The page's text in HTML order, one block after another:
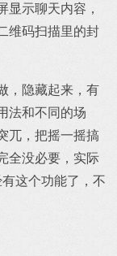
显示聊天内容，
维码扫描里的封
，隐藏起来，有
法和不同的场
兀，把摇一摇搞
全没必要，实际
这个功能了，不